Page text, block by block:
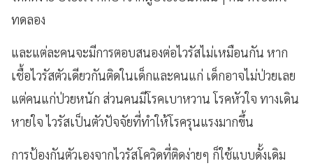
ทดลอง
และแต่ละคนจะมีการตอบสนองต่อไวรัสไม่เหมือนกัน หาก
เชื้อไวรัสตัวเดียวกันติดในเด็กและคนแก่ เด็กอาจไม่ป่วยเลย
แต่คนแก่ป่วยหนัก ส่วนคนมีโรคเบาหวาน โรคหัวใจ ทางเดิน
หายใจ ไวรัสเป็นตัวปัจจัยที่ทำให้โรครุนแรงมากขึ้น
การป้องกันตัวเองจากไวรัสโควิดที่ติดง่ายๆ ก็ใช้แบบดั้งเดิม